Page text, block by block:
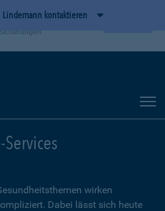
Lindemann kontaktieren
wirken
Dabei lässt sich heute